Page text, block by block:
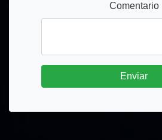
Comentario
Enviar